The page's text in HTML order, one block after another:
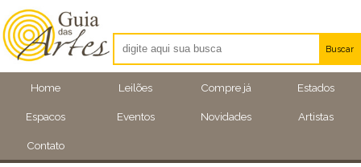
Home Leilões Compre já Estados
Espacos Eventos Novidades Artistas
Contato
Buscar
Artistas
Eventos